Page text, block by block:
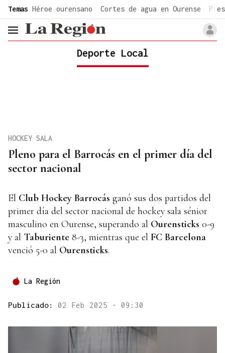
common.go-to-content
Temas Héroe ourensano Cortes de agua en Ourense
header.menu.open
Deporte Local
Pleno para el Barrocás en el primer día del
sector nacional
HOCKEY SALA
El Club Hockey Barrocás ganó sus dos partidos del
primer día del sector nacional de hockey sala sénior
masculino en Ourense, superando al Ourensticks 0-9
y al Taburiente 8-3, mientras que el FC Barcelona
venció 5-0 al Ourensticks.
La Región
Publicado: 02 Feb 2025 - 09:30